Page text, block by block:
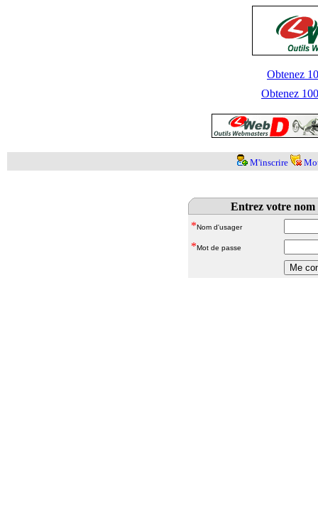
Obtenez
Obtenez
M'inscrire
Entrez votre nom
*Nom d'usager
*Mot de passe